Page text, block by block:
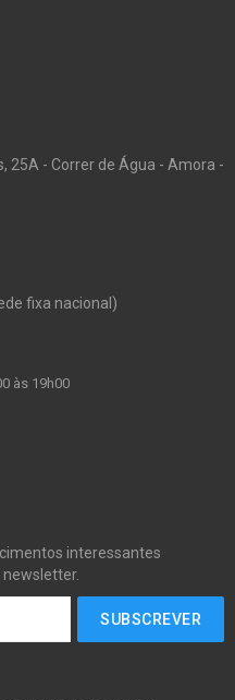
25A - Correr de Água - Amora -
fixa nacional)
às 19h00
interessantes